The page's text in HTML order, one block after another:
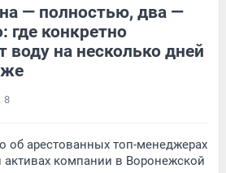
— полностью, два —
где конкретно
воду на несколько дней
8
об арестованных топ-менеджерах
компании в Воронежской